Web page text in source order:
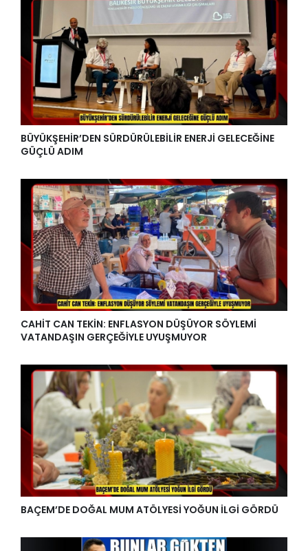
BÜYÜKŞEHİR’DEN SÜRDÜRÜLEBİLİR ENERJİ GELECEĞİNE
GÜÇLÜ ADIM
CAHİT CAN TEKİN: ENFLASYON DÜŞÜYOR SÖYLEMİ
VATANDAŞIN GERÇEĞİYLE UYUŞMUYOR
BAÇEM’DE DOĞAL MUM ATÖLYESİ YOĞUN İLGİ GÖRDÜ